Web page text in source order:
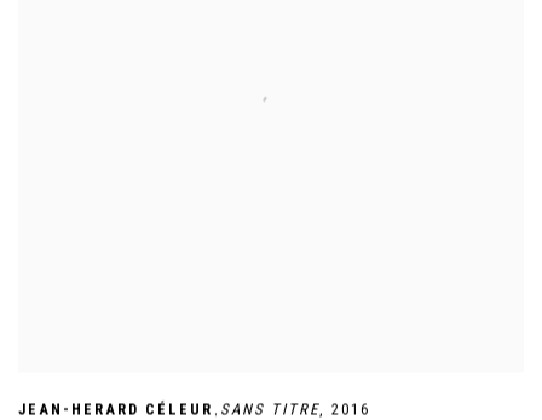
JEAN-HERARD CÉLEUR , SANS TITRE, 2016